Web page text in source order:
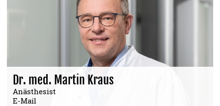
Dr. med. Martin Kraus
Anästhesist
E-Mail